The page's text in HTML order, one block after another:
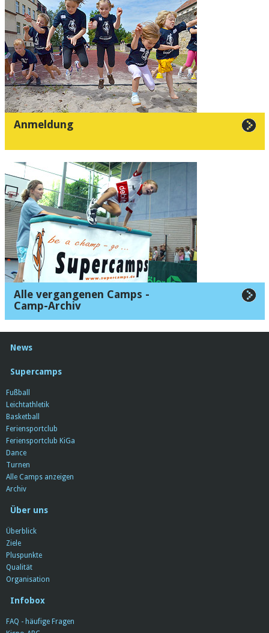
Anmeldung
Alle vergangenen Camps -
Camp-Archiv
News
Supercamps
Fußball
Leichtathletik
Basketball
Feriensportclub
Feriensportclub KiGa
Dance
Turnen
Alle Camps anzeigen
Archiv
Über uns
Überblick
Ziele
Pluspunkte
Qualität
Organisation
Infobox
FAQ - häufige Fragen